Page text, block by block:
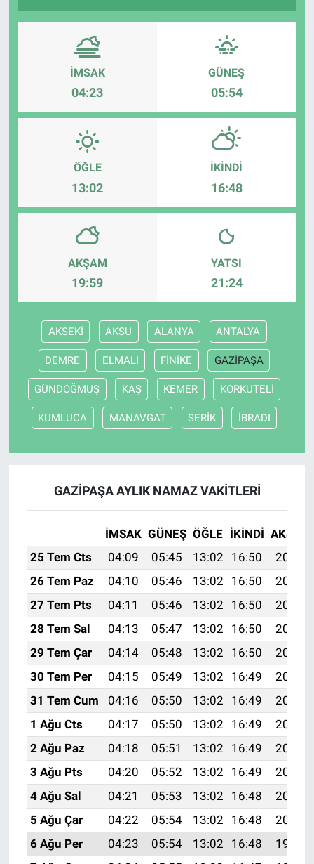
İMSAK
04:23
GÜNEŞ
05:54
ÖĞLE
13:02
İKINDI
16:48
AKŞAM
19:59
YATSI
21:24
AKSEKİ AKSU ALANYA ANTALYA
DEMRE ELMALI FİNİKE GAZİPAŞA
GÜNDOĞMUŞ KAŞ KEMER KORKUTELİ
KUMLUCA MANAVGAT SERİK İBRADI
GAZİPAŞA AYLIK NAMAZ VAKITLERI
İMSAK GÜNEŞ ÖĞLE İKINDI AKŞAM
25 Tem Cts
04:09 05:45 13:02 16:50
20:10
26 Tem Paz
04:10 05:46 13:02 16:50
20:09
27 Tem Pts
04:11 05:46 13:02 16:50
20:08
28 Tem Sal
04:13 05:47 13:02 16:50
20:07
29 Tem Çar
04:14 05:48 13:02 16:50
20:07
30 Tem Per
04:15 05:49 13:02 16:49
20:06
31 Tem Cum
04:16 05:50 13:02 16:49
20:05
1 Ağu Cts
04:17 05:50 13:02 16:49
20:04
2 Ağu Paz
04:18 05:51 13:02 16:49
20:03
3 Ağu Pts
04:20 05:52 13:02 16:49
20:02
4 Ağu Sal
04:21 05:53 13:02 16:48
20:01
5 Ağu Çar
04:22 05:54 13:02 16:48
20:00
6 Ağu Per
04:23 05:54 13:02 16:48
19:59